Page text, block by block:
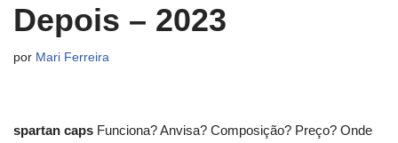
Depois – 2023
por Mari Ferreira
spartan caps Funciona? Anvisa? Composição? Preço? Onde